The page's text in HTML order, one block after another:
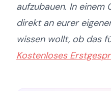
aufzubauen. In einem
direkt an eurer
wissen wollt, ob das
Kostenloses